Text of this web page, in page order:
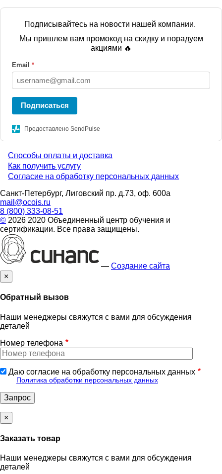
Подписывайтесь на новости нашей компании.
Мы пришлем вам промокод на скидку и порадуем
акциями 🔥
Email *
Подписаться
Предоставлено SendPulse
Menu
footer
Способы оплаты и доставка
Как получить услугу
Согласие на обработку персональных данных
Санкт-Петербург, Лиговский пр. д.73, оф. 600а
mail@ocois.ru
8 (800) 333-08-51
© 2026 2020 Объединенный центр обучения и
сертификации. Все права защищены.
— Создание сайта
×
Обратный вызов
Наши менеджеры свяжутся с вами для обсуждения
деталей
Номер телефона
Даю согласие на обработку персональных данных
Политика обработки персональных данных
×
Заказать товар
Наши менеджеры свяжутся с вами для обсуждения
деталей